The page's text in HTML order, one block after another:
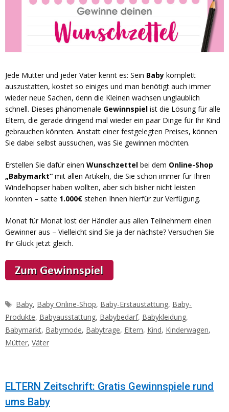
Jede Mutter und jeder Vater kennt es: Sein Baby komplett
auszustatten, kostet so einiges und man benötigt auch immer
wieder neue Sachen, denn die Kleinen wachsen unglaublich
schnell. Dieses phänomenale Gewinnspiel ist die Lösung für alle
Eltern, die gerade dringend mal wieder ein paar Dinge für Ihr Kind
gebrauchen könnten. Anstatt einer festgelegten Preises, können
Sie dabei selbst aussuchen, was Sie gewinnen möchten.
Erstellen Sie dafür einen Wunschzettel bei dem Online-Shop
„Babymarkt“ mit allen Artikeln, die Sie schon immer für Ihren
Windelhopser haben wollten, aber sich bisher nicht leisten
konnten – satte 1.000€ stehen Ihnen hierfür zur Verfügung.
Monat für Monat lost der Händler aus allen Teilnehmern einen
Gewinner aus – Vielleicht sind Sie ja der nächste? Versuchen Sie
Ihr Glück jetzt gleich.
Schlagwörter
Baby, Baby Online-Shop, Baby-Erstaustattung, Baby-
Produkte, Babyausstattung, Babybedarf, Babykleidung,
Babymarkt, Babymode, Babytrage, Eltern, Kind, Kinderwagen,
Mütter, Väter
ELTERN Zeitschrift: Gratis Gewinnspiele rund
ums Baby